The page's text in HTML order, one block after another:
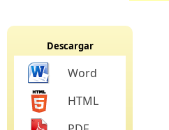
Descargar
Word
HTML